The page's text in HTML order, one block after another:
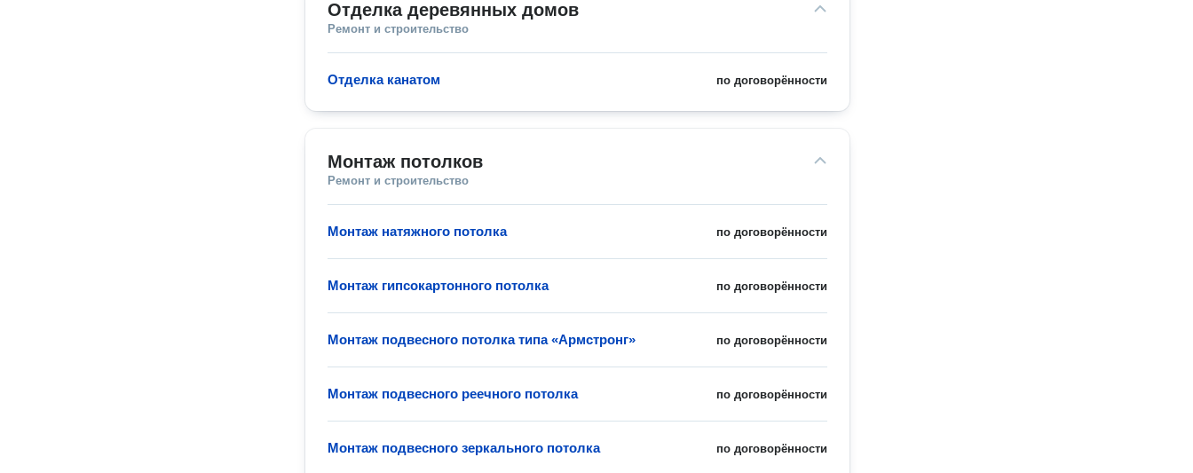
Отделка деревянных домов
Ремонт и строительство
по договорённости
Отделка канатом
Монтаж потолков
Ремонт и строительство
по договорённости
Монтаж натяжного потолка
по договорённости
Монтаж гипсокартонного потолка
по договорённости
Монтаж подвесного потолка типа «Армстронг»
по договорённости
Монтаж подвесного реечного потолка
по договорённости
Монтаж подвесного зеркального потолка